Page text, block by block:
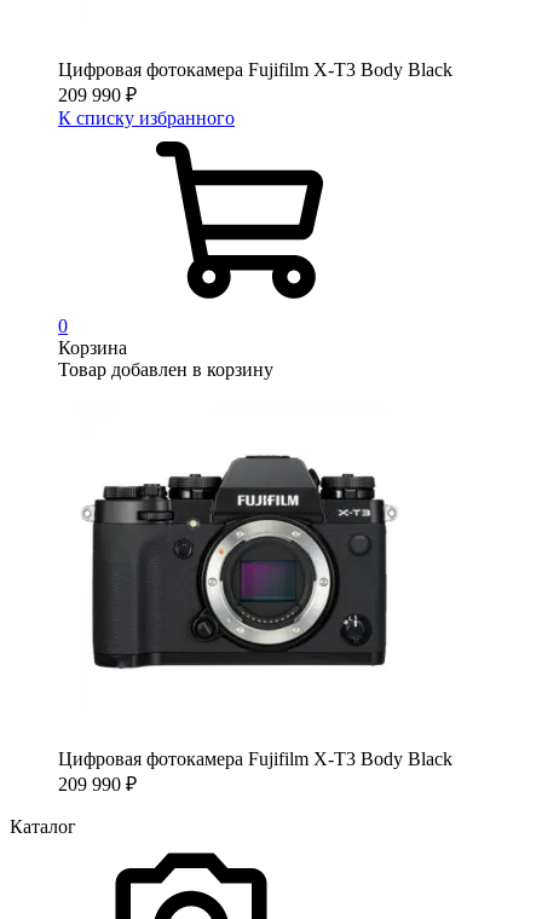
Цифровая фотокамера Fujifilm X-T3 Body Black
209 990 ₽
К списку избранного
0
Корзина
Товар добавлен в корзину
Цифровая фотокамера Fujifilm X-T3 Body Black
209 990 ₽
Каталог